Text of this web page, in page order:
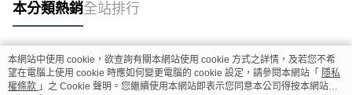
本分類熱銷全站排行
熱門標籤
本網站中使用 cookie，欲查詢有關本網站使用 cookie 方式之詳情，及若您不希
望在電腦上使用 cookie 時應如何變更電腦的 cookie 設定，請參閱本網站「 隱私
權條款 」之 Cookie 聲明。您繼續使用本網站即表示您同意本公司得按本網站使